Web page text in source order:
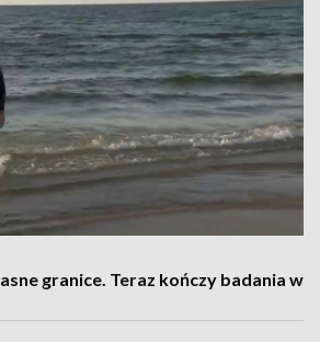
granice. Teraz kończy badania w